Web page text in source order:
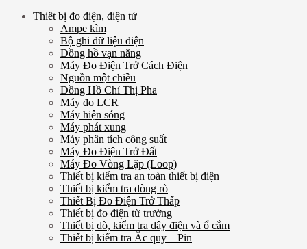
Thiêt bị đo điện, điện tử
Ampe kìm
Bộ ghi dữ liệu điện
Đồng hồ vạn năng
Máy Đo Điện Trở Cách Điện
Nguồn một chiều
Đồng Hồ Chỉ Thị Pha
Máy đo LCR
Máy hiện sóng
Máy phát xung
Máy phân tích công suất
Máy Đo Điện Trở Đất
Máy Đo Vòng Lặp (Loop)
Thiết bị kiểm tra an toàn thiết bị điện
Thiết bị kiểm tra dòng rò
Thiết Bị Đo Điện Trở Thấp
Thiết bị đo điện từ trường
Thiết bị dò, kiểm tra dây điện và ổ cắm
Thiết bị kiểm tra Ắc quy – Pin